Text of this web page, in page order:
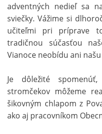
adventných nedieľ sa
sviečky. Vážime si
učiteľmi pri príprave
tradičnou súčasťou
Vianoce neobídu ani
Je dôležité
stromčekov môžeme
šikovným chlapom z
ako aj pracovníkom